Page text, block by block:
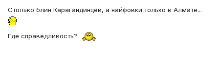
Столько блин Карагандинцев, а найфовки только в Алмате...
Где справедливость?